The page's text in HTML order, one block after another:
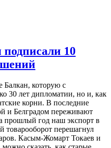
10
Балкан, которую с
30 лет дипломатии, но и, как
корни. В последние
и Белградом переживают
прошлый год наш экспорт в
перешагнул
Касым-Жомарт Токаев и